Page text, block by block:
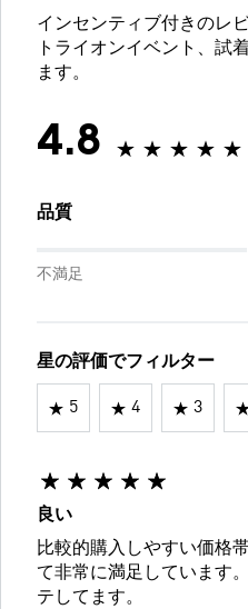
インセンティブ付きのレ
トライオンイベント、試
ます。
4.8
品質
不満足
星の評価でフィルター
5 4 3
良い
比較的購入しやすい価格
て非常に満足しています
テしてます。